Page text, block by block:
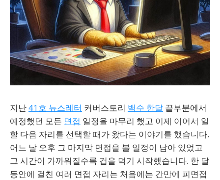
지난41호 뉴스레터 커버스토리 백수 한달 끝부분에서
예정했던 모든 면접 일정을 마무리 했고 이제 이어서 일
할 다음 자리를 선택할 때가 왔다는 이야기를 했습니다.
어느 날 오후 그 마지막 면접을 볼 일정이 남아 있었고
그 시간이 가까워질수록 겁을 먹기 시작했습니다. 한 달
동안에 걸친 여러 면접 자리는 처음에는 간만에 피면접